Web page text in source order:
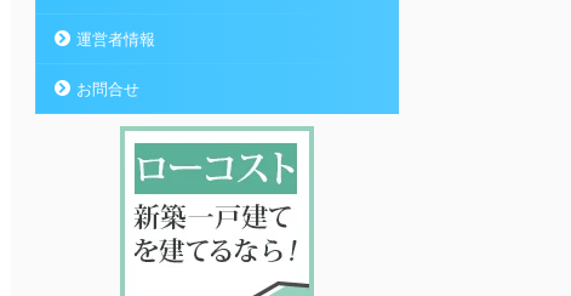
運営者情報
お問合せ